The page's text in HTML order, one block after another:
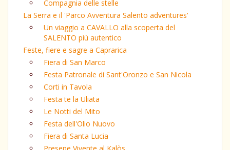
Compagnia delle stelle
La Serra e il 'Parco Avventura Salento adventures'
Un viaggio a CAVALLO alla scoperta del
SALENTO più autentico
Feste, fiere e sagre a Caprarica
Fiera di San Marco
Festa Patronale di Sant'Oronzo e San Nicola
Corti in Tavola
Festa te la Uliata
Le Notti del Mito
Festa dell'Olio Nuovo
Fiera di Santa Lucia